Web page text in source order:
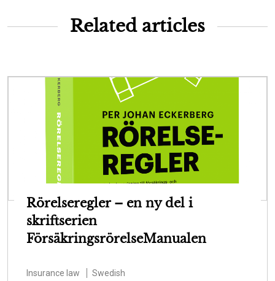
Related articles
Rörelseregler – en ny del i
skriftserien
FörsäkringsrörelseManualen
Insurance law Swedish